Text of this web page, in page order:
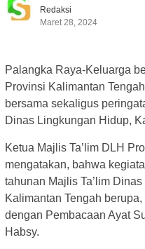
Redaksi
Maret 28, 2024
Palangka Raya-Keluarga
Provinsi Kalimantan
bersama sekaligus
Dinas Lingkungan Hidup,
Ketua Majlis Ta’lim DLH
mengatakan, bahwa
tahunan Majlis Ta’lim
Kalimantan Tengah
dengan Pembacaan Ayat
Habsy.